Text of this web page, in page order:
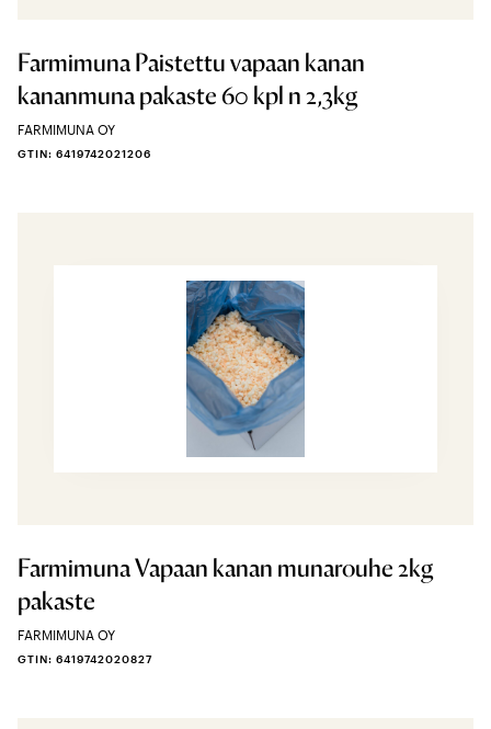
Farmimuna Paistettu vapaan kanan
kananmuna pakaste 60 kpl n 2,3kg
FARMIMUNA OY
GTIN: 6419742021206
Farmimuna Vapaan kanan munarouhe 2kg
pakaste
FARMIMUNA OY
GTIN: 6419742020827